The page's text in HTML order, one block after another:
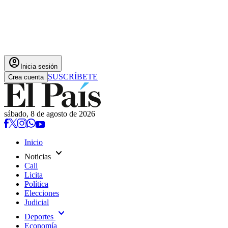
account_circle Inicia sesión
Crea cuenta SUSCRÍBETE
sábado, 8 de agosto de 2026
Inicio
Noticias expand_more
Cali
Licita
Política
Elecciones
Judicial
Deportes expand_more
Economía